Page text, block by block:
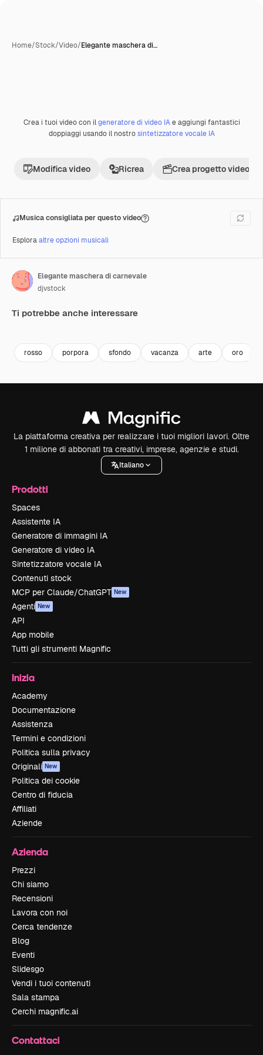
Home/Stock/Video/Elegante maschera di…
Premium
Crea i tuoi video con ilgeneratore di video IAe aggiungi fantastici
doppiaggi usando il nostrosintetizzatore vocale IA
Modifica video Ricrea Crea progetto video
Musica consigliata per questo video
Esploraaltre opzioni musicali
Elegante maschera di carnevale
djvstock
Ti potrebbe anche interessare
rosso porpora sfondo vacanza arte oro
La piattaforma creativa per realizzare i tuoi migliori lavori. Oltre
1 milione di abbonati tra creativi, imprese, agenzie e studi.
Italiano
Prodotti
Spaces
Assistente IA
Generatore di immagini IA
Generatore di video IA
Sintetizzatore vocale IA
Contenuti stock
MCP per Claude/ChatGPT New
Agenti New
API
App mobile
Tutti gli strumenti Magnific
Inizia
Academy
Documentazione
Assistenza
Termini e condizioni
Politica sulla privacy
Originali New
Politica dei cookie
Centro di fiducia
Affiliati
Aziende
Azienda
Prezzi
Chi siamo
Recensioni
Lavora con noi
Cerca tendenze
Blog
Eventi
Slidesgo
Vendi i tuoi contenuti
Sala stampa
Cerchi magnific.ai
Contattaci